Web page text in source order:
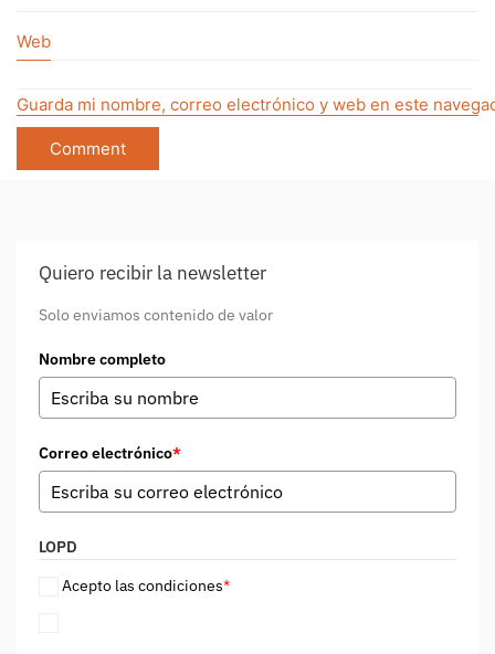
Web
Guarda mi nombre, correo electrónico y web en este
Quiero recibir la newsletter
Solo enviamos contenido de valor
Nombre completo
Correo electrónico*
LOPD
Acepto las condiciones*